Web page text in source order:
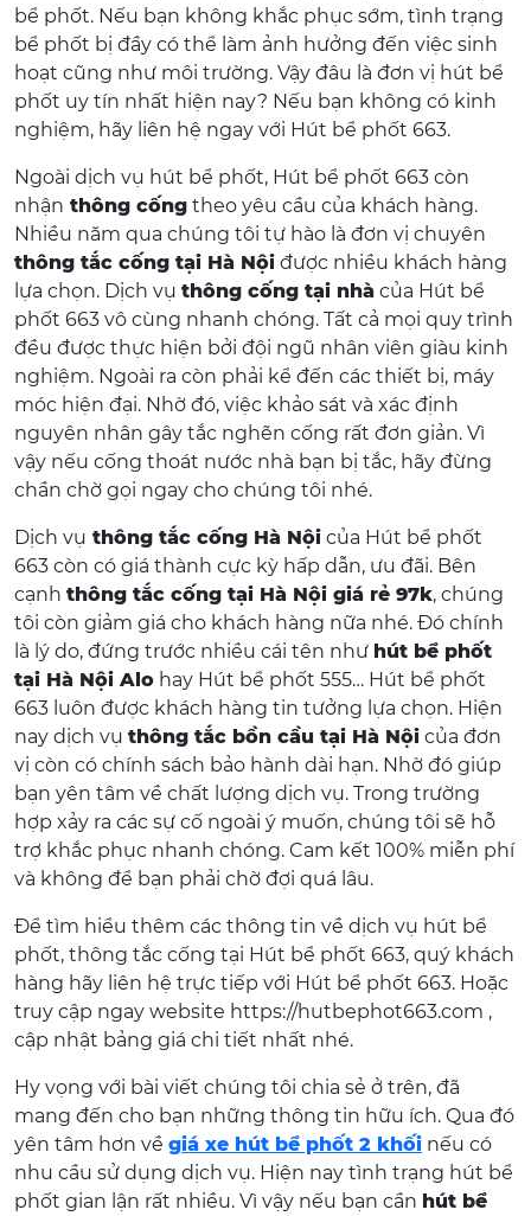
bể phốt. Nếu bạn không khắc phục sớm, tình trạng
bể phốt bị đầy có thể làm ảnh hưởng đến việc sinh
hoạt cũng như môi trường. Vậy đâu là đơn vị hút bể
phốt uy tín nhất hiện nay? Nếu bạn không có kinh
nghiệm, hãy liên hệ ngay với Hút bể phốt 663.
Ngoài dịch vụ hút bể phốt, Hút bể phốt 663 còn
nhận thông cống theo yêu cầu của khách hàng.
Nhiều năm qua chúng tôi tự hào là đơn vị chuyên
thông tắc cống tại Hà Nội được nhiều khách hàng
lựa chọn. Dịch vụ thông cống tại nhà của Hút bể
phốt 663 vô cùng nhanh chóng. Tất cả mọi quy trình
đều được thực hiện bởi đội ngũ nhân viên giàu kinh
nghiệm. Ngoài ra còn phải kể đến các thiết bị, máy
móc hiện đại. Nhờ đó, việc khảo sát và xác định
nguyên nhân gây tắc nghẽn cống rất đơn giản. Vì
vậy nếu cống thoát nước nhà bạn bị tắc, hãy đừng
chần chờ gọi ngay cho chúng tôi nhé.
Dịch vụ thông tắc cống Hà Nội của Hút bể phốt
663 còn có giá thành cực kỳ hấp dẫn, ưu đãi. Bên
cạnh thông tắc cống tại Hà Nội giá rẻ 97k, chúng
tôi còn giảm giá cho khách hàng nữa nhé. Đó chính
là lý do, đứng trước nhiều cái tên như hút bể phốt
tại Hà Nội Alo hay Hút bể phốt 555… Hút bể phốt
663 luôn được khách hàng tin tưởng lựa chọn. Hiện
nay dịch vụ thông tắc bồn cầu tại Hà Nội của đơn
vị còn có chính sách bảo hành dài hạn. Nhờ đó giúp
bạn yên tâm về chất lượng dịch vụ. Trong trường
hợp xảy ra các sự cố ngoài ý muốn, chúng tôi sẽ hỗ
trợ khắc phục nhanh chóng. Cam kết 100% miễn phí
và không để bạn phải chờ đợi quá lâu.
Để tìm hiểu thêm các thông tin về dịch vụ hút bể
phốt, thông tắc cống tại Hút bể phốt 663, quý khách
hàng hãy liên hệ trực tiếp với Hút bể phốt 663. Hoặc
truy cập ngay website https://hutbephot663.com ,
cập nhật bảng giá chi tiết nhất nhé.
Hy vọng với bài viết chúng tôi chia sẻ ở trên, đã
mang đến cho bạn những thông tin hữu ích. Qua đó
yên tâm hơn về giá xe hút bể phốt 2 khối nếu có
nhu cầu sử dụng dịch vụ. Hiện nay tình trạng hút bể
phốt gian lận rất nhiều. Vì vậy nếu bạn cần hút bể